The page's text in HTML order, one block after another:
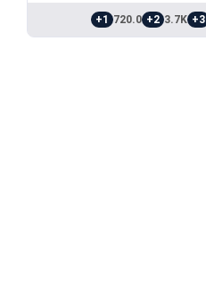
+1 720.0 +2 3.7K +3